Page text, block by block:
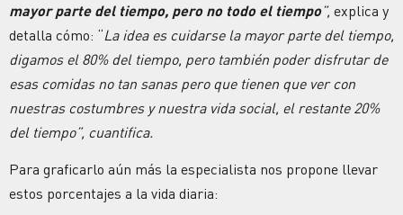
mayor parte del tiempo, pero no todo el tiempo”, explica y
detalla cómo: “La idea es cuidarse la mayor parte del tiempo,
digamos el 80% del tiempo, pero también poder disfrutar de
esas comidas no tan sanas pero que tienen que ver con
nuestras costumbres y nuestra vida social, el restante 20%
del tiempo”, cuantifica.
Para graficarlo aún más la especialista nos propone llevar
estos porcentajes a la vida diaria: